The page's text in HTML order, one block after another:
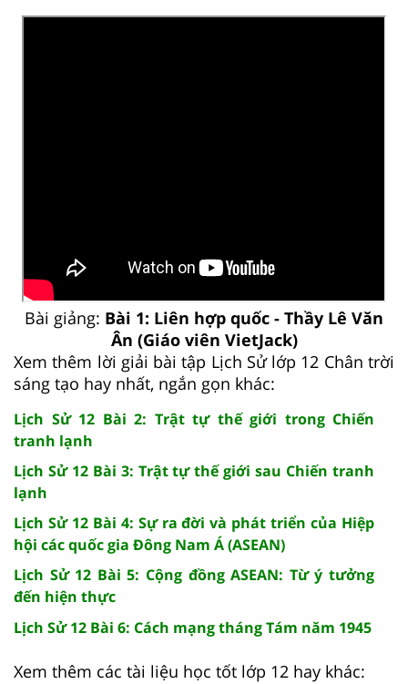
Bài giảng: Bài 1: Liên hợp quốc - Thầy Lê Văn
Ân (Giáo viên VietJack)
Xem thêm lời giải bài tập Lịch Sử lớp 12 Chân trời
sáng tạo hay nhất, ngắn gọn khác:
Lịch Sử 12 Bài 2: Trật tự thế giới trong Chiến
tranh lạnh
Lịch Sử 12 Bài 3: Trật tự thế giới sau Chiến tranh
lạnh
Lịch Sử 12 Bài 4: Sự ra đời và phát triển của Hiệp
hội các quốc gia Đông Nam Á (ASEAN)
Lịch Sử 12 Bài 5: Cộng đồng ASEAN: Từ ý tưởng
đến hiện thực
Lịch Sử 12 Bài 6: Cách mạng tháng Tám năm 1945
Xem thêm các tài liệu học tốt lớp 12 hay khác: